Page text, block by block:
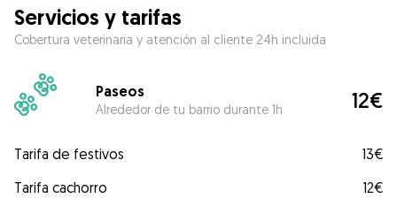
Servicios y tarifas
Cobertura veterinaria y atención al cliente 24h incluida
Paseos
Alrededor de tu barrio durante 1h 12€
Tarifa de festivos
13€
Tarifa cachorro
12€